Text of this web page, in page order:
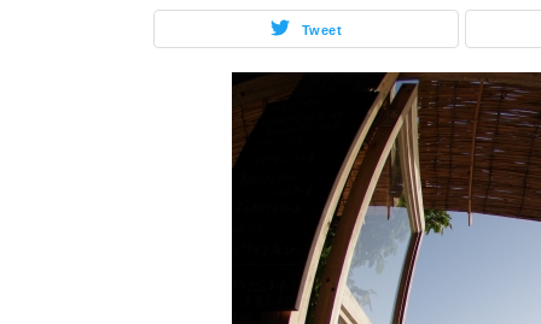
Tweet